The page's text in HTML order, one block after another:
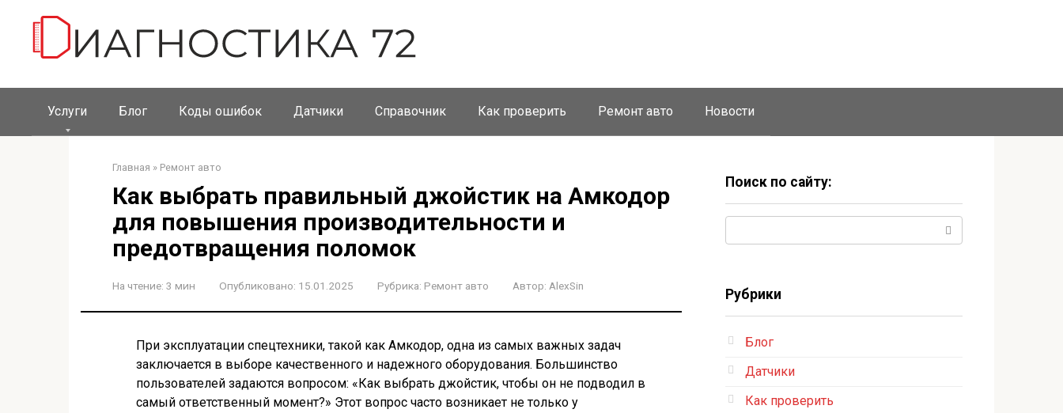
контенту
Услуги Блог Коды ошибок Датчики Справочник Как проверить Ремонт авто Новости
Главная » Ремонт авто
Как выбрать правильный джойстик на Амкодор
для повышения производительности и
предотвращения поломок
На чтение: 3 мин Опубликовано: 15.01.2025 Рубрика: Ремонт авто Автор: AlexSin
При эксплуатации спецтехники, такой как Амкодор, одна из самых важных задач
заключается в выборе качественного и надежного оборудования. Большинство
пользователей задаются вопросом: «Как выбрать джойстик, чтобы он не подводил в
самый ответственный момент?» Этот вопрос часто возникает не только у
Поиск по сайту:
Рубрики
Блог
Датчики
Как проверить